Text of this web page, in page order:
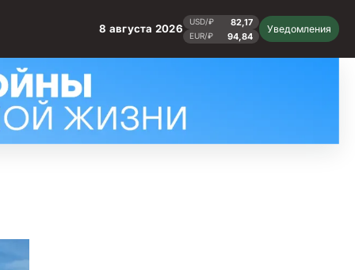
8 августа 2026
USD/₽ 82,17
EUR/₽ 94,84
Уведомления